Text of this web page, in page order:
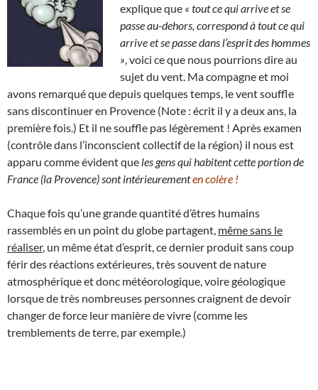
explique que « tout ce qui arrive et se
passe au-dehors, correspond à tout ce qui
arrive et se passe dans l’esprit des hommes
» , voici ce que nous pourrions dire au
sujet du vent. Ma compagne et moi
avons remarqué que depuis quelques temps, le vent souffle
sans discontinuer en Provence (Note : écrit il y a deux ans, la
première fois.) Et il ne souffle pas légèrement ! Après examen
(contrôle dans l’inconscient collectif de la région) il nous est
apparu comme évident que les gens qui habitent cette portion de
France (la Provence) sont intérieurementen colère !
Chaque fois qu’une grande quantité d’êtres humains
rassemblés en un point du globe partagent, même sans le
réaliser, un même état d’esprit, ce dernier produit sans coup
férir des réactions extérieures, très souvent de nature
atmosphérique et donc météorologique, voire géologique
lorsque de très nombreuses personnes craignent de devoir
changer de force leur manière de vivre (comme les
tremblements de terre, par exemple.)